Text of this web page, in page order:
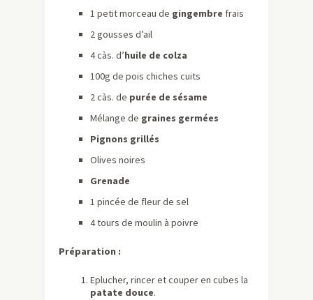
1 petit morceau de gingembre frais
2 gousses d’ail
4 càs. d’huile de colza
100g de pois chiches cuits
2 càs. de purée de sésame
Mélange de graines germées
Pignons grillés
Olives noires
Grenade
1 pincée de fleur de sel
4 tours de moulin à poivre
Préparation :
Eplucher, rincer et couper en cubes la
patate douce.